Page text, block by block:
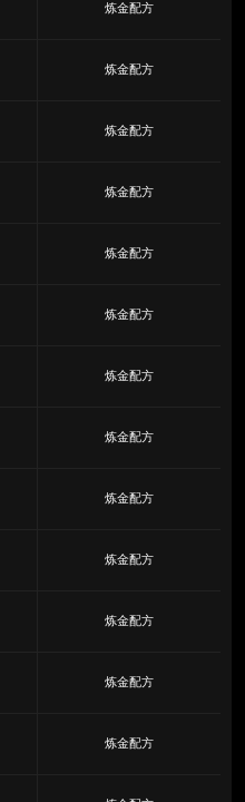
炼金配方
炼金配方
炼金配方
炼金配方
炼金配方
炼金配方
炼金配方
炼金配方
炼金配方
炼金配方
炼金配方
炼金配方
炼金配方